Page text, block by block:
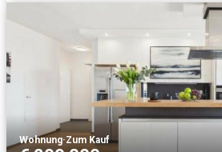
Wohnung·Zum Kauf